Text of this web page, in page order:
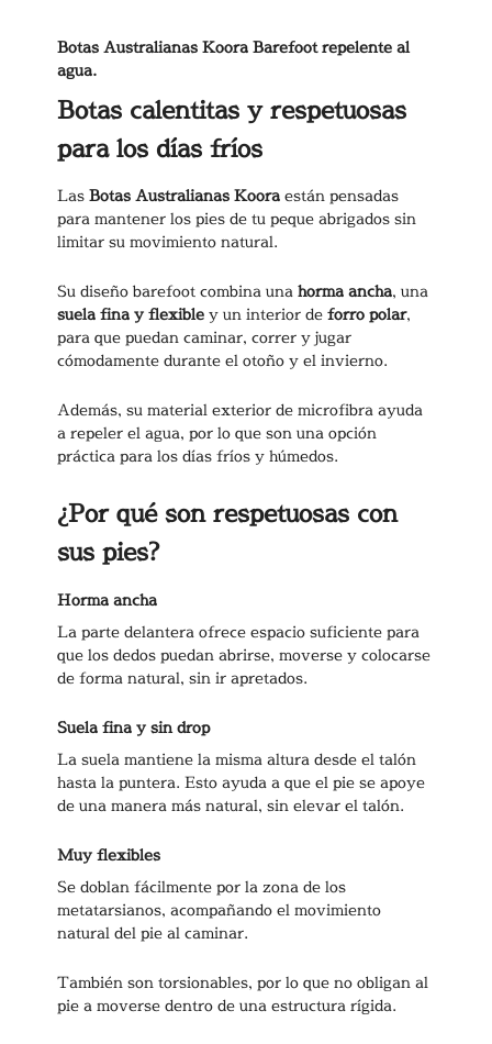
Botas Australianas Koora Barefoot repelente al
agua.
Botas calentitas y respetuosas
para los días fríos
Las Botas Australianas Koora están pensadas
para mantener los pies de tu peque abrigados sin
limitar su movimiento natural.
Su diseño barefoot combina una horma ancha, una
suela fina y flexible y un interior de forro polar,
para que puedan caminar, correr y jugar
cómodamente durante el otoño y el invierno.
Además, su material exterior de microfibra ayuda
a repeler el agua, por lo que son una opción
práctica para los días fríos y húmedos.
¿Por qué son respetuosas con
sus pies?
Horma ancha
La parte delantera ofrece espacio suficiente para
que los dedos puedan abrirse, moverse y colocarse
de forma natural, sin ir apretados.
Suela fina y sin drop
La suela mantiene la misma altura desde el talón
hasta la puntera. Esto ayuda a que el pie se apoye
de una manera más natural, sin elevar el talón.
Muy flexibles
Se doblan fácilmente por la zona de los
metatarsianos, acompañando el movimiento
natural del pie al caminar.
También son torsionables, por lo que no obligan al
pie a moverse dentro de una estructura rígida.